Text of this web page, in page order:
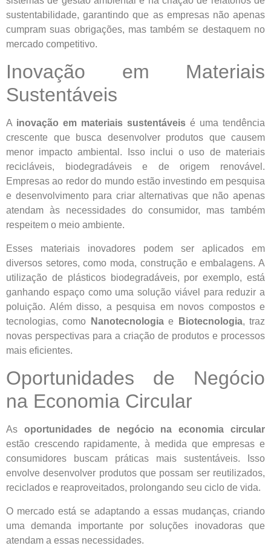
sustentabilidade, garantindo que as empresas não apenas
cumpram suas obrigações, mas também se destaquem no
mercado competitivo.
Inovação em Materiais
Sustentáveis
A inovação em materiais sustentáveis é uma tendência
crescente que busca desenvolver produtos que causem
menor impacto ambiental. Isso inclui o uso de materiais
recicláveis, biodegradáveis e de origem renovável.
Empresas ao redor do mundo estão investindo em pesquisa
e desenvolvimento para criar alternativas que não apenas
atendam às necessidades do consumidor, mas também
respeitem o meio ambiente.
Esses materiais inovadores podem ser aplicados em
diversos setores, como moda, construção e embalagens. A
utilização de plásticos biodegradáveis, por exemplo, está
ganhando espaço como uma solução viável para reduzir a
poluição. Além disso, a pesquisa em novos compostos e
tecnologias, como
Nanotecnologiae Biotecnologia, traz
novas perspectivas para a criação de produtos e processos
mais eficientes.
Oportunidades de Negócio
na Economia Circular
As oportunidades de negócio na economia circular
estão crescendo rapidamente, à medida que empresas e
consumidores buscam práticas mais sustentáveis. Isso
envolve desenvolver produtos que possam ser reutilizados,
reciclados e reaproveitados, prolongando seu ciclo de vida.
O mercado está se adaptando a essas mudanças, criando
uma demanda importante por soluções inovadoras que
atendam a essas necessidades.